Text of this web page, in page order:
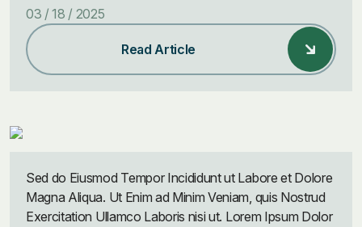
03 / 18 / 2025
Read Article
Sed do Eiusmod Tempor Incididunt ut Labore et Dolore
Magna Aliqua. Ut Enim ad Minim Veniam, quis Nostrud
Exercitation Ullamco Laboris nisi ut. Lorem Ipsum Dolor